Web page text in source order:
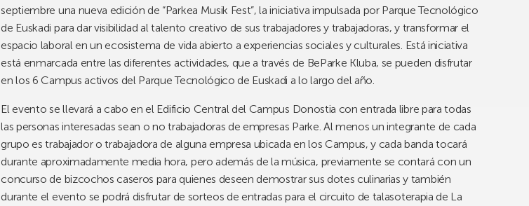
septiembre una nueva edición de “Parkea Musik Fest”, la iniciativa impulsada por Parque Tecnológico
de Euskadi para dar visibilidad al talento creativo de sus trabajadores y trabajadoras, y transformar el
espacio laboral en un ecosistema de vida abierto a experiencias sociales y culturales. Está iniciativa
está enmarcada entre las diferentes actividades, que a través de BeParke Kluba, se pueden disfrutar
en los 6 Campus activos del Parque Tecnológico de Euskadi a lo largo del año.
El evento se llevará a cabo en el Edificio Central del Campus Donostia con entrada libre para todas
las personas interesadas sean o no trabajadoras de empresas Parke. Al menos un integrante de cada
grupo es trabajador o trabajadora de alguna empresa ubicada en los Campus, y cada banda tocará
durante aproximadamente media hora, pero además de la música, previamente se contará con un
concurso de bizcochos caseros para quienes deseen demostrar sus dotes culinarias y también
durante el evento se podrá disfrutar de sorteos de entradas para el circuito de talasoterapia de La